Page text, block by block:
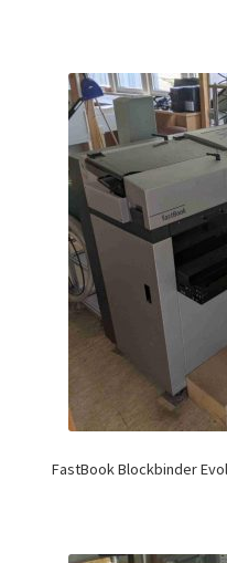
FastBook Blockbinder